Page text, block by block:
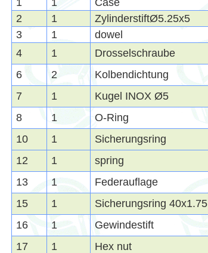
1
1 Case
2
1 ZylinderstiftØ5.25x5
3
1 dowel
4
1 Drosselschraube
6
2 Kolbendichtung
7
1 Kugel INOX Ø5
8
1 O-Ring
10
1 Sicherungsring
12
1 spring
13
1 Federauflage
15
1 Sicherungsring 40x1.75
16
1 Gewindestift
17
1 Hex nut